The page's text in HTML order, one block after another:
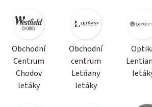
Obchodní
Centrum
Chodov
letáky
Obchodní
centrum
Letňany
letáky